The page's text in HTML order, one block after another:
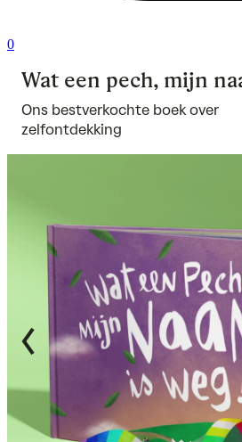
0
Wat een pech, mijn
Ons bestverkochte boek over
zelfontdekking